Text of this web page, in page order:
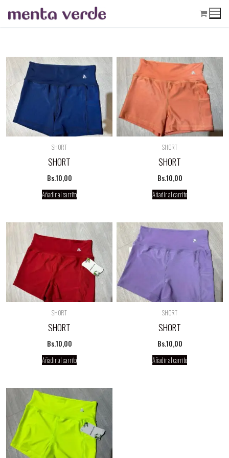
SHORT
SHORT
Bs.10,00
Añadir al carrito
SHORT
SHORT
Bs.10,00
Añadir al carrito
SHORT
SHORT
Bs.10,00
Añadir al carrito
SHORT
SHORT
Bs.10,00
Añadir al carrito